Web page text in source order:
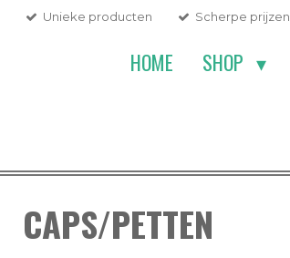
Unieke producten Scherpe prijzen
HOME SHOP
CAPS/PETTEN